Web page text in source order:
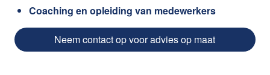
Coaching en opleiding van medewerkers
Neem contact op voor advies op maat